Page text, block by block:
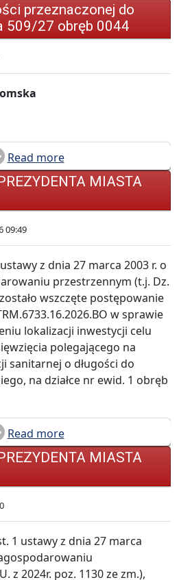
przeznaczonej do
509/27 obręb 0044
Read more
MIASTA
09:49
z dnia 27 marca 2003 r. o
przestrzennym (t.j. Dz.
wszczęte postępowanie
w sprawie
lokalizacji inwestycji celu
polegającego na
sanitarnej o długości do
na działce nr ewid. 1 obręb
Read more
MIASTA
1 ustawy z dnia 27 marca
z 2024r. poz. 1130 ze zm.),